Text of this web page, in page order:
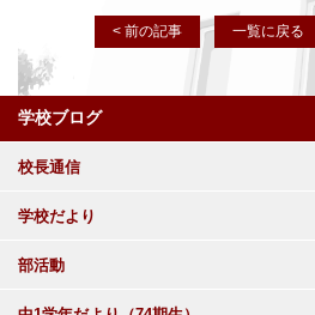
< 前の記事 一覧に戻る
学校ブログ
校長通信
学校だより
部活動